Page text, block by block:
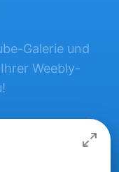
Galerie und
Weebly-